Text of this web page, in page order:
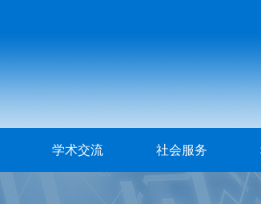
学术交流 社会服务